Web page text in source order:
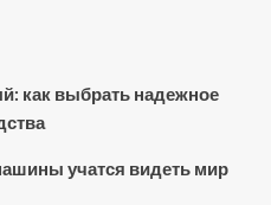
как выбрать надежное
учатся видеть мир